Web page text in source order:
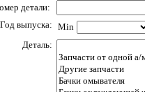
детали:
Год выпуска: Min
Деталь: